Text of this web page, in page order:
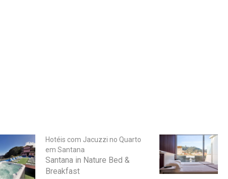
Hotéis com Jacuzzi no Quarto
em Santana
Santana in Nature Bed &
Breakfast